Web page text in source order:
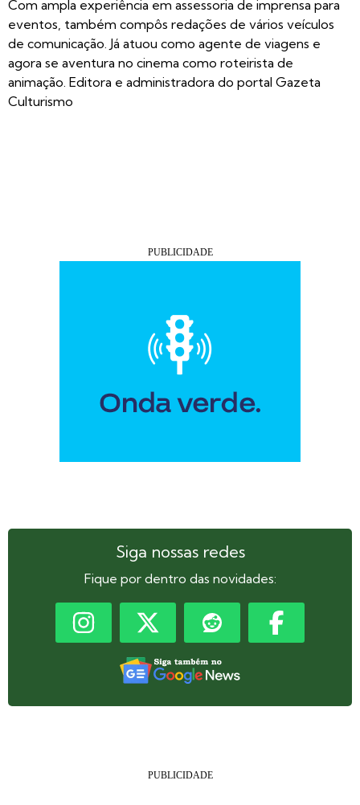
Com ampla experiência em assessoria de imprensa para
eventos, também compôs redações de vários veículos
de comunicação. Já atuou como agente de viagens e
agora se aventura no cinema como roteirista de
animação. Editora e administradora do portal Gazeta
Culturismo
Siga nossas redes
Fique por dentro das novidades: